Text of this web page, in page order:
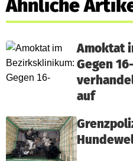
Ähnliche
Amoktat
Gegen
auf